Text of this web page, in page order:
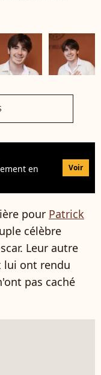
en
Voir
pour Patrick
célèbre
Leur autre
lui ont rendu
pas caché